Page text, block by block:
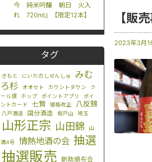
今 純米吟醸 朝日 火入
れ 720ml』【限定12本】
タグ
きもと にいだのしぜんしゅ
みむ
ろ杉
オオセト カウントダウン
ク
ール便
ホップ ポイントアプリ
ポイ
ントカード
七賢 価格改正 八反錦
八戸酒造 国分酒造 坂戸山 埼玉
山形正宗 山田錦 山
酒4号 情熱地酒の会 抽選
抽選販売 新政頒布会
【販
2023年3月